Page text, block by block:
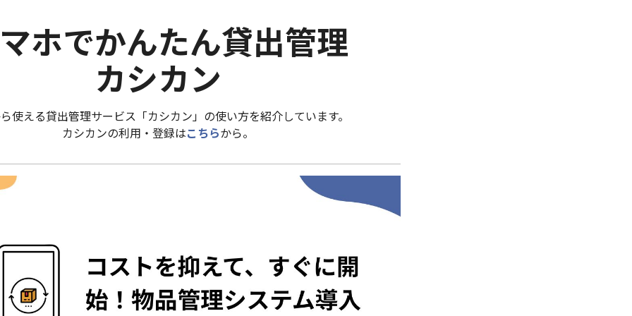
ホでかんたん貸出管理
カシカン
使える貸出管理サービス「カシカン」の使い方を紹介しています。
カシカンの利用・登録はこちらから。